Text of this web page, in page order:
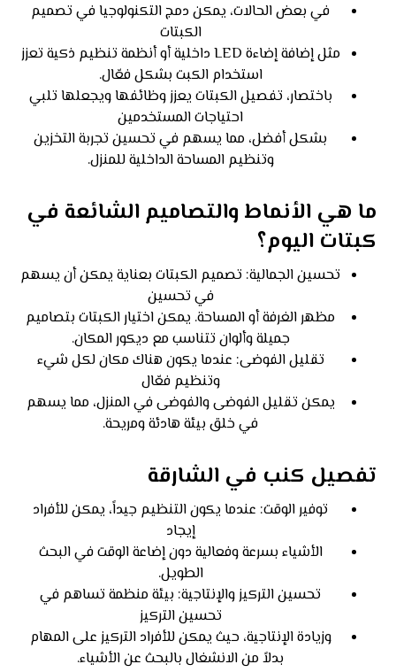
في بعض الحالات، يمكن دمج التكنولوجيا في تصميم
الكبتات
مثل إضافة إضاءة LED داخلية أو أنظمة تنظيم ذكية تعزز
استخدام الكبت بشكل فعّال.
باختصار، تفصيل الكبتات يعزز وظائفها ويجعلها تلبي
احتياجات المستخدمين
بشكل أفضل، مما يسهم في تحسين تجربة التخزين
وتنظيم المساحة الداخلية للمنزل.
ما هي الأنماط والتصاميم الشائعة في
كبتات اليوم؟
تحسين الجمالية: تصميم الكبتات بعناية يمكن أن يسهم
في تحسين
مظهر الغرفة أو المساحة. يمكن اختيار الكبتات بتصاميم
جميلة وألوان تتناسب مع ديكور المكان.
تقليل الفوضى: عندما يكون هناك مكان لكل شيء
وتنظيم فعّال
يمكن تقليل الفوضى والفوضى في المنزل، مما يسهم
في خلق بيئة هادئة ومريحة.
تفصيل كنب في الشارقة
توفير الوقت: عندما يكون التنظيم جيداً، يمكن للأفراد
إيجاد
الأشياء بسرعة وفعالية دون إضاعة الوقت في البحث
الطويل.
تحسين التركيز والإنتاجية: بيئة منظمة تساهم في
تحسين التركيز
وزيادة الإنتاجية، حيث يمكن للأفراد التركيز على المهام
بدلاً من الانشغال بالبحث عن الأشياء.